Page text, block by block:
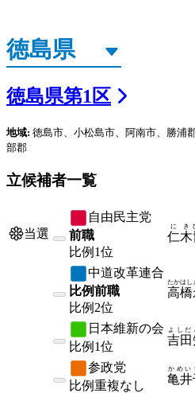
徳島県第1区
地域: 徳島市、小松島市、阿南市、勝浦
部郡
立候補者一覧
当選
自由民主党
前職
比例 1位
仁木
にき
中道改革連合
比例前職
比例 2位
高橋
たかはし
日本維新の会
比例 1位 吉田
よしだ
参政党
比例重複なし 亀井
かめい